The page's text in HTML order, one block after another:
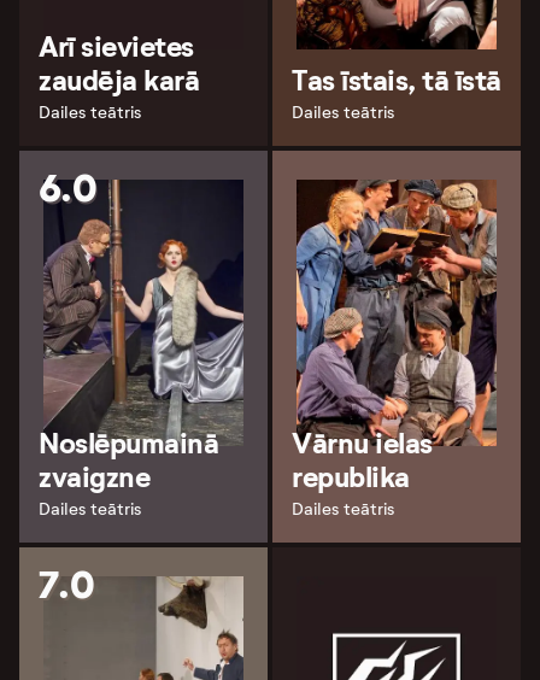
Arī sievietes
zaudēja karā
Dailes teātris
Tas īstais, tā īstā
Dailes teātris
6.0
Noslēpumainā
zvaigzne
Dailes teātris
Vārnu ielas
republika
Dailes teātris
7.0